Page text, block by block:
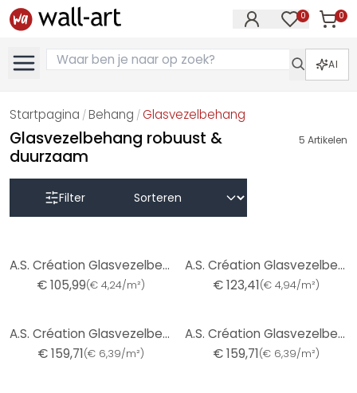
0 0
AI
Startpagina / Behang / Glasvezelbehang
Glasvezelbehang robuust &
duurzaam
5 Artikelen
Filter
A.S. Création Glasvezelbehang - Krasbestendig
€ 105,99(€ 4,24/m²)
A.S. Création Glasvezelbehang - Krasbestendig
€ 123,41(€ 4,94/m²)
A.S. Création Glasvezelbehang - Krasbestendig
€ 159,71(€ 6,39/m²)
A.S. Création Glasvezelbehang - Krasbestendig
€ 159,71(€ 6,39/m²)